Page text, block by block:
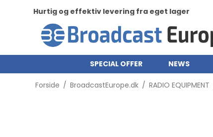
Hurtig og effektiv levering fra eget lager
SPECIAL OFFER NEWS
Forside / BroadcastEurope.dk / RADIO EQUIPMENT